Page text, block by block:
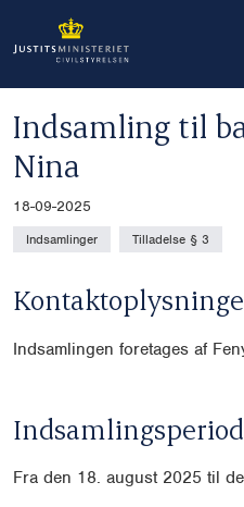
Indsamling til
Nina
18-09-2025
Indsamlinger Tilladelse § 3
Indsamlingen foretages af
Fra den 18. august 2025 til